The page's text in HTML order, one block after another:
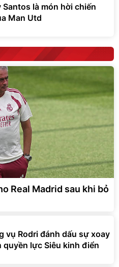
Santos là món hời chiến
Man Utd
Real Madrid sau khi bỏ
vụ Rodri đánh dấu sự xoay
quyền lực Siêu kinh điển